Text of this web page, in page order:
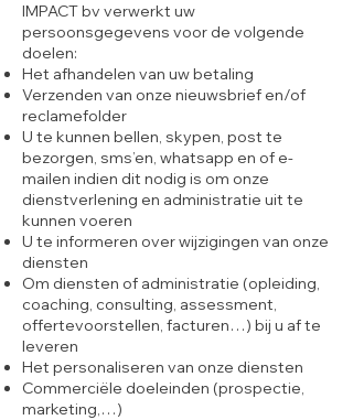
IMPACT bv verwerkt uw
persoonsgegevens voor de volgende
doelen:
Het afhandelen van uw betaling
Verzenden van onze nieuwsbrief en/of
reclamefolder
U te kunnen bellen, skypen, post te
bezorgen, sms’en, whatsapp en of e-
mailen indien dit nodig is om onze
dienstverlening en administratie uit te
kunnen voeren
U te informeren over wijzigingen van onze
diensten
Om diensten of administratie (opleiding,
coaching, consulting, assessment,
offertevoorstellen, facturen…) bij u af te
leveren
Het personaliseren van onze diensten
Commerciële doeleinden (prospectie,
marketing,…)